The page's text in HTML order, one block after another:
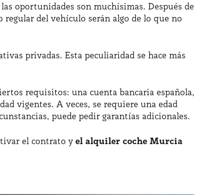
oportunidades son muchísimas. Después de
del vehículo serán algo de lo que no
privadas. Esta peculiaridad se hace más
requisitos: una cuenta bancaria española,
vigentes. A veces, se requiere una edad
puede pedir garantías adicionales.
el contrato yel alquiler coche Murcia